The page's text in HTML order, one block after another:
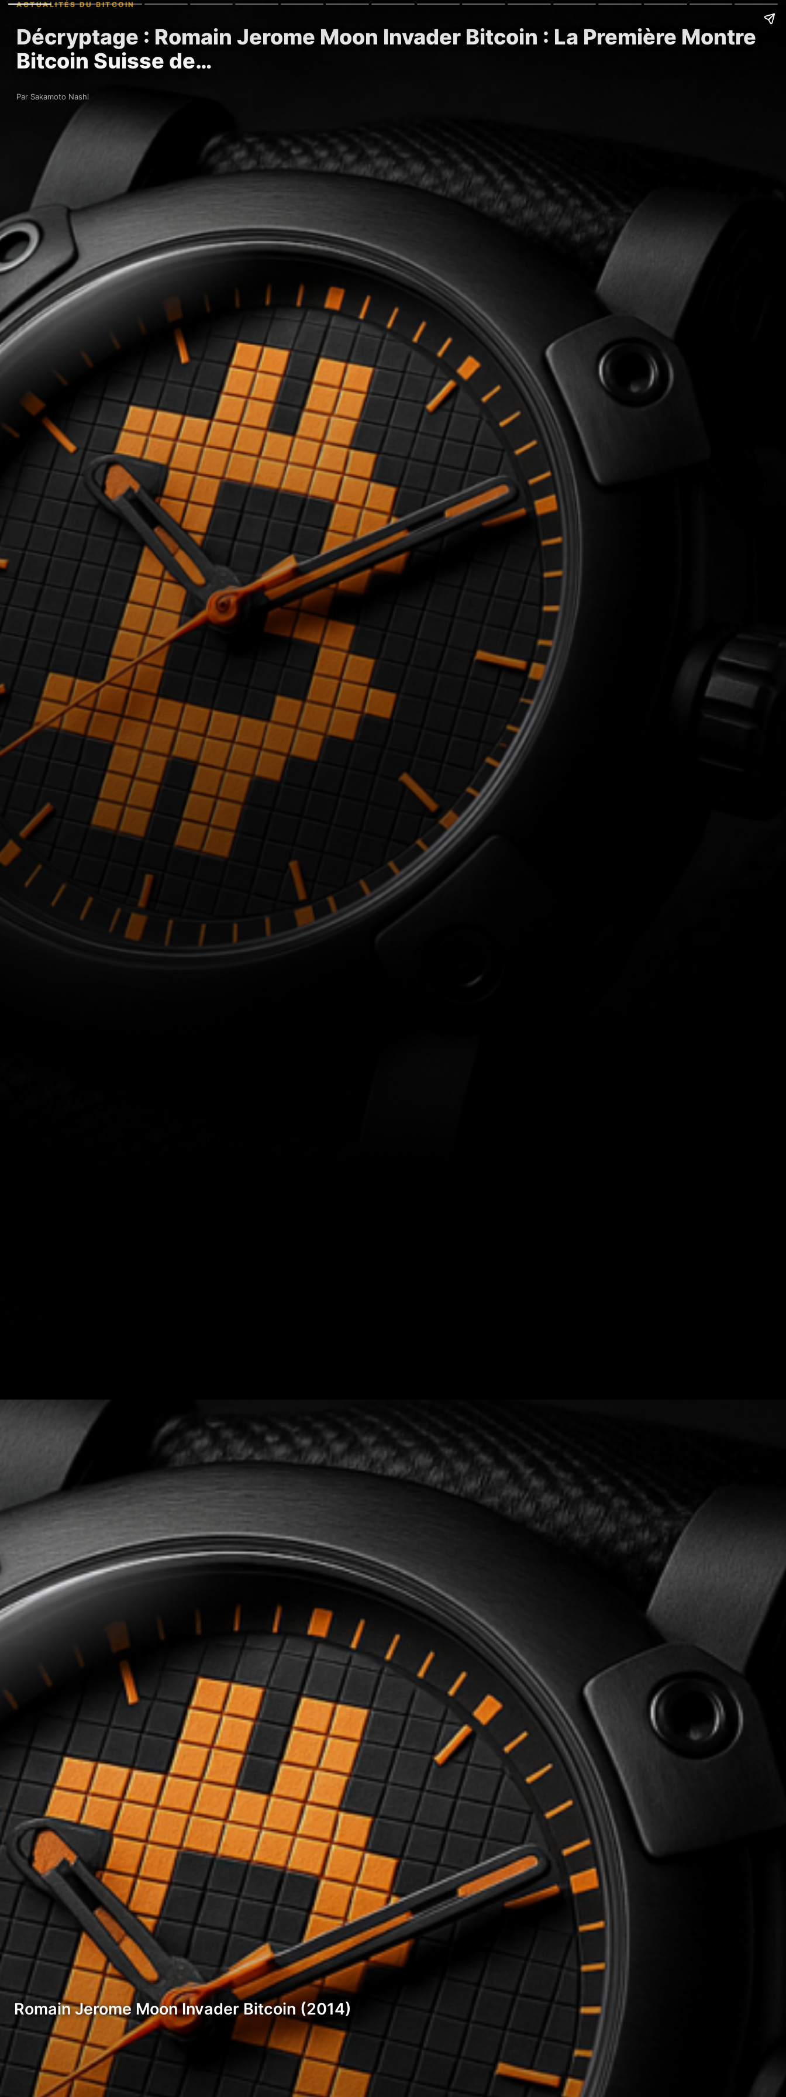
ACTUALITÉS DU BITCOIN
Décryptage : Romain Jerome Moon Invader Bitcoin : La Première Montre
Bitcoin Suisse de…
Par Sakamoto Nashi
Romain Jerome Moon Invader Bitcoin (2014)